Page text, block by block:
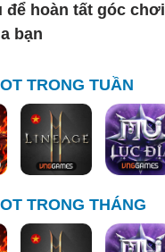
để hoàn tất góc chơi
bạn
TRONG TUẦN
TRONG THÁNG